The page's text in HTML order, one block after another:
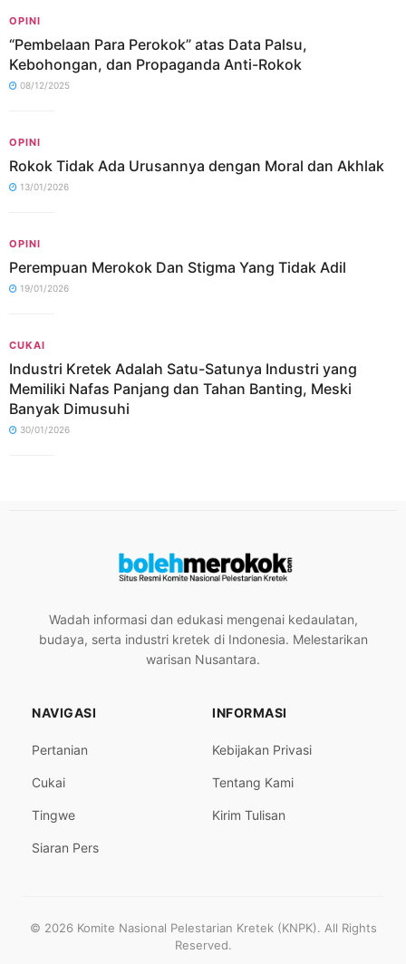
OPINI
“Pembelaan Para Perokok” atas Data Palsu,
Kebohongan, dan Propaganda Anti-Rokok
08/12/2025
OPINI
Rokok Tidak Ada Urusannya dengan Moral dan Akhlak
13/01/2026
OPINI
Perempuan Merokok Dan Stigma Yang Tidak Adil
19/01/2026
CUKAI
Industri Kretek Adalah Satu-Satunya Industri yang
Memiliki Nafas Panjang dan Tahan Banting, Meski
Banyak Dimusuhi
30/01/2026
Wadah informasi dan edukasi mengenai kedaulatan,
budaya, serta industri kretek di Indonesia. Melestarikan
warisan Nusantara.
NAVIGASI
Pertanian
Cukai
Tingwe
Siaran Pers
INFORMASI
Kebijakan Privasi
Tentang Kami
Kirim Tulisan
© 2026 Komite Nasional Pelestarian Kretek (KNPK). All Rights
Reserved.